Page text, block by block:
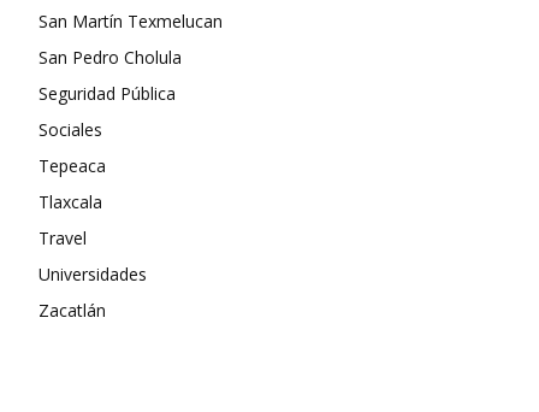
San Martín Texmelucan
San Pedro Cholula
Seguridad Pública
Sociales
Tepeaca
Tlaxcala
Travel
Universidades
Zacatlán